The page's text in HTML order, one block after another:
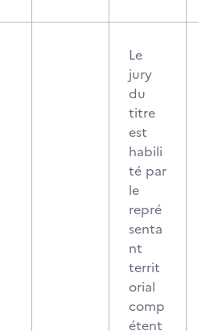
Le
jury
du
titre
est
habili
té par
le
repré
senta
nt
territ
orial
comp
étent